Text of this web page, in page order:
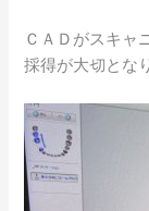
ＣＡＤがスキャ
採得が大切とな